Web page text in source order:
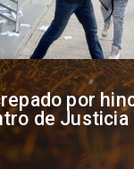
contrato
nuevo